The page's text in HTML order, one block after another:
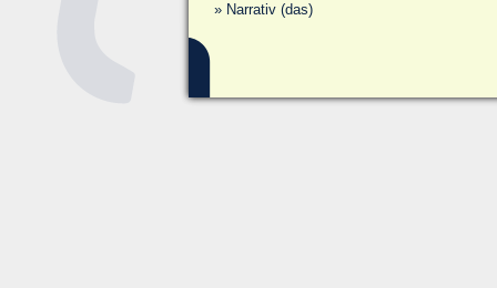
» Narrativ (das)